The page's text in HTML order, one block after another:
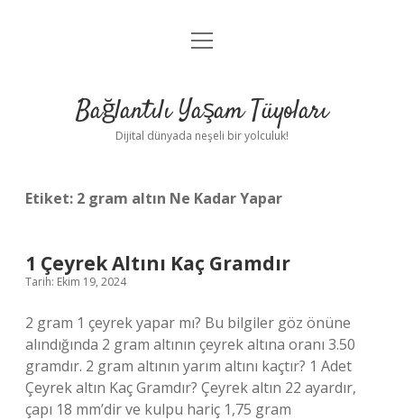
Anasayfa
Yasal Uyarı
menüyü
Bağlantılı Yaşam Tüyoları
Dijital dünyada neşeli bir yolculuk!
Etiket: 2 gram altın Ne Kadar Yapar
1 Çeyrek Altını Kaç Gramdır
Tarih: Ekim 19, 2024
2 gram 1 çeyrek yapar mı? Bu bilgiler göz önüne
alındığında 2 gram altının çeyrek altına oranı 3.50
gramdır. 2 gram altının yarım altını kaçtır? 1 Adet
Çeyrek altın Kaç Gramdır? Çeyrek altın 22 ayardır,
çapı 18 mm’dir ve kulpu hariç 1,75 gram